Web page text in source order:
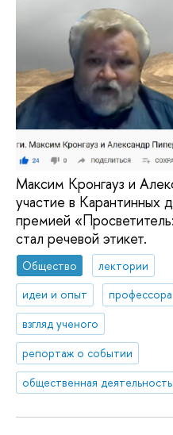
Максим Кронгауз и
участие в Карантинных
премией
стал речевой этикет.
Общество
лектории
идеи и опыт
профессора
взгляд ученого
репортаж о событии
общественная деятельность